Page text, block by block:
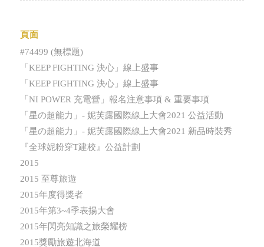
頁面
#74499 (無標題)
「KEEP FIGHTING 決心」線上盛事
「KEEP FIGHTING 決心」線上盛事
「NI POWER 充電營」報名注意事項 & 重要事項
「星の超能力」- 妮芙露國際線上大會2021 公益活動
「星の超能力」- 妮芙露國際線上大會2021 新品時裝秀
『全球妮粉穿T建校』公益計劃
2015
2015 至尊旅遊
2015年度得獎者
2015年第3~4季表揚大會
2015年閃亮知識之旅榮耀榜
2015獎勵旅遊北海道